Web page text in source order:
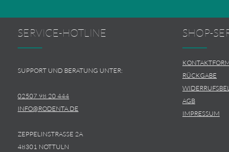
SERVICE-HOTLINE
SUPPORT UND BERATUNG UNTER:
02507 98 20 444
INFO@RODENTA.DE
ZEPPELINSTRASSE 2A
48301 NOTTULN
SHOP-
RÜCKGABE
AGB
IMPRESSUM